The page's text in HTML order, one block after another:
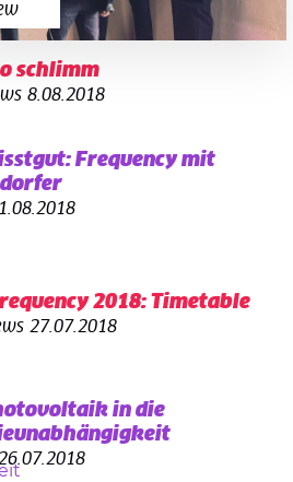
schlimm
8.08.2018
Frequency mit
1.08.2018
2018: Timetable
27.07.2018
in die
26.07.2018